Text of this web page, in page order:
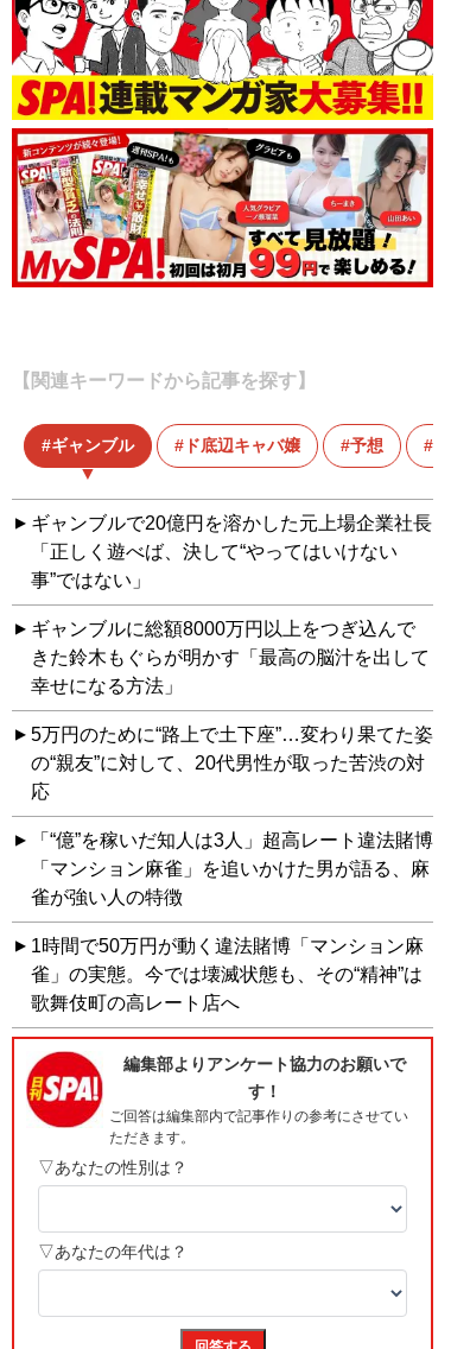
【関連キーワードから記事を探す】
ギャンブル ド底辺キャバ嬢 予想
ギャンブルで20億円を溶かした元上場企業社長
「正しく遊べば、決して“やってはいけない
事”ではない」
ギャンブルに総額8000万円以上をつぎ込んで
きた鈴木もぐらが明かす「最高の脳汁を出して
幸せになる方法」
5万円のために“路上で土下座”…変わり果てた姿
の“親友”に対して、20代男性が取った苦渋の対
応
「“億”を稼いだ知人は3人」超高レート違法賭博
「マンション麻雀」を追いかけた男が語る、麻
雀が強い人の特徴
1時間で50万円が動く違法賭博「マンション麻
雀」の実態。今では壊滅状態も、その“精神”は
歌舞伎町の高レート店へ